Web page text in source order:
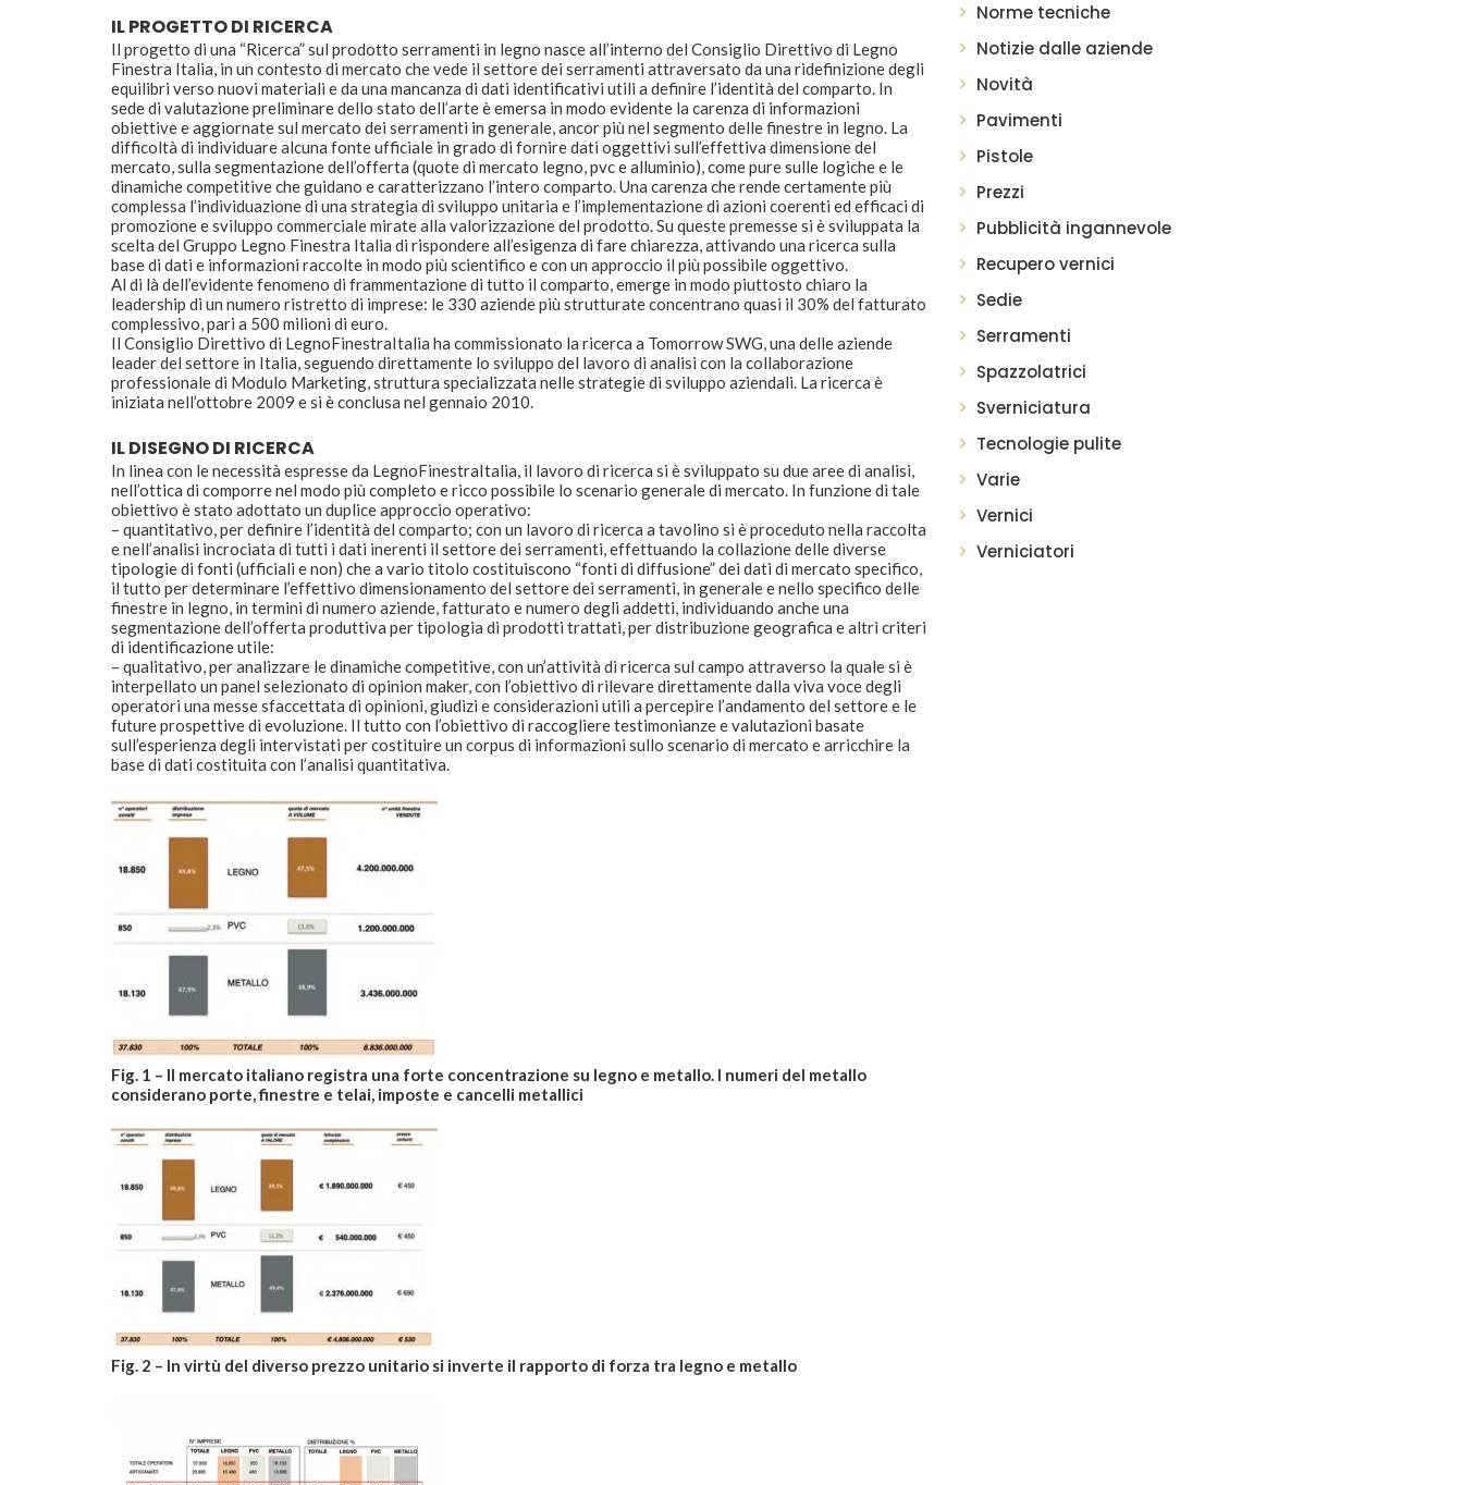
IL PROGETTO DI RICERCA
Il progetto di una “Ricerca” sul prodotto serramenti in legno nasce all’interno del Consiglio Direttivo di Legno
Finestra Italia, in un contesto di mercato che vede il settore dei serramenti attraversato da una ridefinizione degli
equilibri verso nuovi materiali e da una mancanza di dati identificativi utili a definire l’identità del comparto. In
sede di valutazione preliminare dello stato dell’arte è emersa in modo evidente la carenza di informazioni
obiettive e aggiornate sul mercato dei serramenti in generale, ancor più nel segmento delle finestre in legno. La
difficoltà di individuare alcuna fonte ufficiale in grado di fornire dati oggettivi sull’effettiva dimensione del
mercato, sulla segmentazione dell’offerta (quote di mercato legno, pvc e alluminio), come pure sulle logiche e le
dinamiche competitive che guidano e caratterizzano l’intero comparto. Una carenza che rende certamente più
complessa l’individuazione di una strategia di sviluppo unitaria e l’implementazione di azioni coerenti ed efficaci di
promozione e sviluppo commerciale mirate alla valorizzazione del prodotto. Su queste premesse si è sviluppata la
scelta del Gruppo Legno Finestra Italia di rispondere all’esigenza di fare chiarezza, attivando una ricerca sulla
base di dati e informazioni raccolte in modo più scientifico e con un approccio il più possibile oggettivo.
Al di là dell’evidente fenomeno di frammentazione di tutto il comparto, emerge in modo piuttosto chiaro la
leadership di un numero ristretto di imprese: le 330 aziende più strutturate concentrano quasi il 30% del fatturato
complessivo, pari a 500 milioni di euro.
Il Consiglio Direttivo di LegnoFinestraItalia ha commissionato la ricerca a Tomorrow SWG, una delle aziende
leader del settore in Italia, seguendo direttamente lo sviluppo del lavoro di analisi con la collaborazione
professionale di Modulo Marketing, struttura specializzata nelle strategie di sviluppo aziendali. La ricerca è
iniziata nell’ottobre 2009 e si è conclusa nel gennaio 2010.
IL DISEGNO DI RICERCA
In linea con le necessità espresse da LegnoFinestraItalia, il lavoro di ricerca si è sviluppato su due aree di analisi,
nell’ottica di comporre nel modo più completo e ricco possibile lo scenario generale di mercato. In funzione di tale
obiettivo è stato adottato un duplice approccio operativo:
– quantitativo, per definire l’identità del comparto; con un lavoro di ricerca a tavolino si è proceduto nella raccolta
e nell’analisi incrociata di tutti i dati inerenti il settore dei serramenti, effettuando la collazione delle diverse
tipologie di fonti (ufficiali e non) che a vario titolo costituiscono “fonti di diffusione” dei dati di mercato specifico,
il tutto per determinare l’effettivo dimensionamento del settore dei serramenti, in generale e nello specifico delle
finestre in legno, in termini di numero aziende, fatturato e numero degli addetti, individuando anche una
segmentazione dell’offerta produttiva per tipologia di prodotti trattati, per distribuzione geografica e altri criteri
di identificazione utile:
– qualitativo, per analizzare le dinamiche competitive, con un’attività di ricerca sul campo attraverso la quale si è
interpellato un panel selezionato di opinion maker, con l’obiettivo di rilevare direttamente dalla viva voce degli
operatori una messe sfaccettata di opinioni, giudizi e considerazioni utili a percepire l’andamento del settore e le
future prospettive di evoluzione. Il tutto con l’obiettivo di raccogliere testimonianze e valutazioni basate
sull’esperienza degli intervistati per costituire un corpus di informazioni sullo scenario di mercato e arricchire la
base di dati costituita con l’analisi quantitativa.
Fig. 1 – Il mercato italiano registra una forte concentrazione su legno e metallo. I numeri del metallo
considerano porte, finestre e telai, imposte e cancelli metallici
Fig. 2 – In virtù del diverso prezzo unitario si inverte il rapporto di forza tra legno e metallo
Norme tecniche
Notizie dalle aziende
Novità
Pavimenti
Pistole
Prezzi
Pubblicità ingannevole
Recupero vernici
Sedie
Serramenti
Spazzolatrici
Sverniciatura
Tecnologie pulite
Varie
Vernici
Verniciatori